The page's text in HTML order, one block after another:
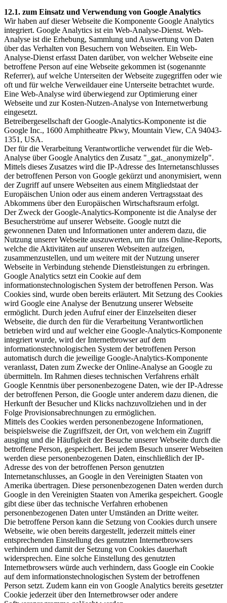
12.1. zum Einsatz und Verwendung von Google Analytics
Wir haben auf dieser Webseite die Komponente Google Analytics
integriert. Google Analytics ist ein Web-Analyse-Dienst. Web-
Analyse ist die Erhebung, Sammlung und Auswertung von Daten
über das Verhalten von Besuchern von Webseiten. Ein Web-
Analyse-Dienst erfasst Daten darüber, von welcher Webseite eine
betroffene Person auf eine Webseite gekommen ist (sogenannte
Referrer), auf welche Unterseiten der Webseite zugegriffen oder wie
oft und für welche Verweildauer eine Unterseite betrachtet wurde.
Eine Web-Analyse wird überwiegend zur Optimierung einer
Webseite und zur Kosten-Nutzen-Analyse von Internetwerbung
eingesetzt.
Betreibergesellschaft der Google-Analytics-Komponente ist die
Google Inc., 1600 Amphitheatre Pkwy, Mountain View, CA 94043-
1351, USA.
Der für die Verarbeitung Verantwortliche verwendet für die Web-
Analyse über Google Analytics den Zusatz "_gat._anonymizeIp".
Mittels dieses Zusatzes wird die IP-Adresse des Internetanschlusses
der betroffenen Person von Google gekürzt und anonymisiert, wenn
der Zugriff auf unsere Webseiten aus einem Mitgliedstaat der
Europäischen Union oder aus einem anderen Vertragsstaat des
Abkommens über den Europäischen Wirtschaftsraum erfolgt.
Der Zweck der Google-Analytics-Komponente ist die Analyse der
Besucherströme auf unserer Webseite. Google nutzt die
gewonnenen Daten und Informationen unter anderem dazu, die
Nutzung unserer Webseite auszuwerten, um für uns Online-Reports,
welche die Aktivitäten auf unseren Webseiten aufzeigen,
zusammenzustellen, und um weitere mit der Nutzung unserer
Webseite in Verbindung stehende Dienstleistungen zu erbringen.
Google Analytics setzt ein Cookie auf dem
informationstechnologischen System der betroffenen Person. Was
Cookies sind, wurde oben bereits erläutert. Mit Setzung des Cookies
wird Google eine Analyse der Benutzung unserer Webseite
ermöglicht. Durch jeden Aufruf einer der Einzelseiten dieser
Webseite, die durch den für die Verarbeitung Verantwortlichen
betrieben wird und auf welcher eine Google-Analytics-Komponente
integriert wurde, wird der Internetbrowser auf dem
informationstechnologischen System der betroffenen Person
automatisch durch die jeweilige Google-Analytics-Komponente
veranlasst, Daten zum Zwecke der Online-Analyse an Google zu
übermitteln. Im Rahmen dieses technischen Verfahrens erhält
Google Kenntnis über personenbezogene Daten, wie der IP-Adresse
der betroffenen Person, die Google unter anderem dazu dienen, die
Herkunft der Besucher und Klicks nachzuvollziehen und in der
Folge Provisionsabrechnungen zu ermöglichen.
Mittels des Cookies werden personenbezogene Informationen,
beispielsweise die Zugriffszeit, der Ort, von welchem ein Zugriff
ausging und die Häufigkeit der Besuche unserer Webseite durch die
betroffene Person, gespeichert. Bei jedem Besuch unserer Webseiten
werden diese personenbezogenen Daten, einschließlich der IP-
Adresse des von der betroffenen Person genutzten
Internetanschlusses, an Google in den Vereinigten Staaten von
Amerika übertragen. Diese personenbezogenen Daten werden durch
Google in den Vereinigten Staaten von Amerika gespeichert. Google
gibt diese über das technische Verfahren erhobenen
personenbezogenen Daten unter Umständen an Dritte weiter.
Die betroffene Person kann die Setzung von Cookies durch unsere
Webseite, wie oben bereits dargestellt, jederzeit mittels einer
entsprechenden Einstellung des genutzten Internetbrowsers
verhindern und damit der Setzung von Cookies dauerhaft
widersprechen. Eine solche Einstellung des genutzten
Internetbrowsers würde auch verhindern, dass Google ein Cookie
auf dem informationstechnologischen System der betroffenen
Person setzt. Zudem kann ein von Google Analytics bereits gesetzter
Cookie jederzeit über den Internetbrowser oder andere